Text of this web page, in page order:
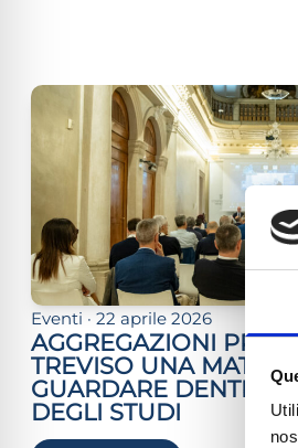
Eventi · 22 aprile 2026
AGGREGAZIONI
TREVISO UNA
GUARDARE DENTRO
DEGLI STUDI
adatta per ADHD
per cecità
sicura per epilessia